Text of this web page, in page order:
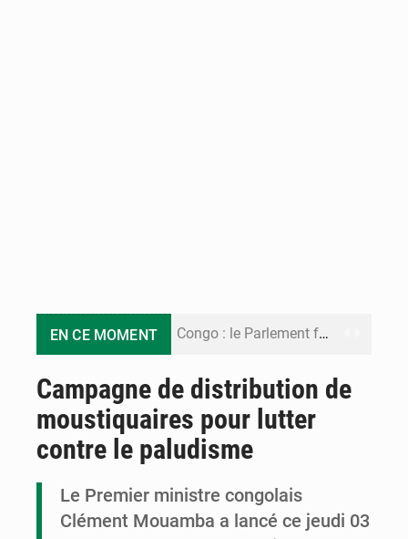
EN CE MOMENT Congo : le Parlement formule 28 recommandations sur le Cadre budgétaire 2027-2029
Campagne de distribution de
moustiquaires pour lutter
contre le paludisme
Le Premier ministre congolais
Clément Mouamba a lancé ce jeudi 03